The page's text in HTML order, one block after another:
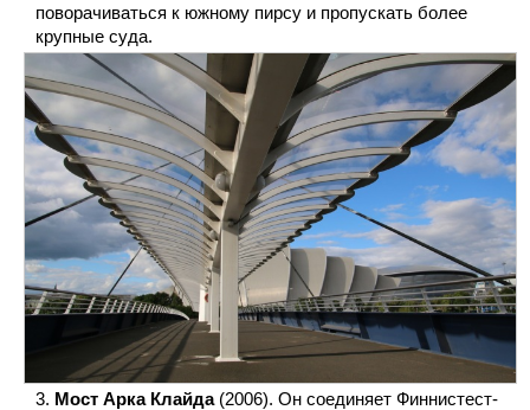
поворачиваться к южному пирсу и пропускать более
крупные суда.
Мост Арка Клайда(2006). Он соединяет Финнистест-